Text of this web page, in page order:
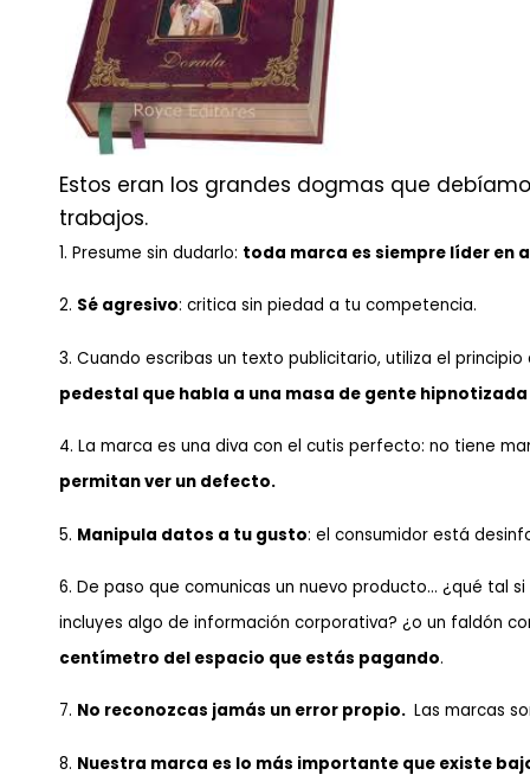
Estos eran los grandes dogmas que
trabajos.
1. Presume sin dudarlo: toda marca es siempre líder en
2. Sé agresivo: critica sin piedad a tu competencia.
3. Cuando escribas un texto publicitario, utiliza el
pedestal que habla a una masa de gente
4. La marca es una diva con el cutis perfecto: no tiene
permitan ver un defecto.
5. Manipula datos a tu gusto: el consumidor está
6. De paso que comunicas un nuevo producto… ¿qué tal
incluyes algo de información corporativa? ¿o un faldón
centímetro del espacio que estás pagando.
7. No reconozcas jamás un error propio. Las marcas
8. Nuestra marca es lo más importante que existe